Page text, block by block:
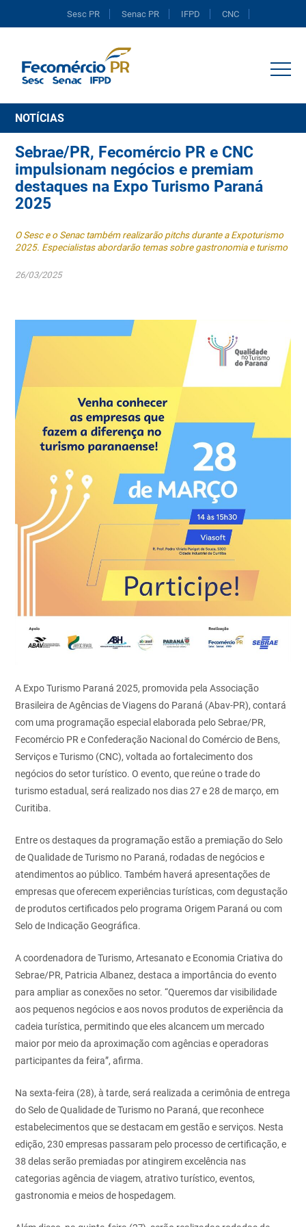
Sesc PR Senac PR IFPD CNC
NOTÍCIAS
Sebrae/PR, Fecomércio PR e CNC
impulsionam negócios e premiam
destaques na Expo Turismo Paraná
2025
O Sesc e o Senac também realizarão pitchs durante a Expoturismo
2025. Especialistas abordarão temas sobre gastronomia e turismo
26/03/2025
A Expo Turismo Paraná 2025, promovida pela Associação
Brasileira de Agências de Viagens do Paraná (Abav-PR), contará
com uma programação especial elaborada pelo Sebrae/PR,
Fecomércio PR e Confederação Nacional do Comércio de Bens,
Serviços e Turismo (CNC), voltada ao fortalecimento dos
negócios do setor turístico. O evento, que reúne o trade do
turismo estadual, será realizado nos dias 27 e 28 de março, em
Curitiba.
Entre os destaques da programação estão a premiação do Selo
de Qualidade de Turismo no Paraná, rodadas de negócios e
atendimentos ao público. Também haverá apresentações de
empresas que oferecem experiências turísticas, com degustação
de produtos certificados pelo programa Origem Paraná ou com
Selo de Indicação Geográfica.
A coordenadora de Turismo, Artesanato e Economia Criativa do
Sebrae/PR, Patricia Albanez, destaca a importância do evento
para ampliar as conexões no setor. “Queremos dar visibilidade
aos pequenos negócios e aos novos produtos de experiência da
cadeia turística, permitindo que eles alcancem um mercado
maior por meio da aproximação com agências e operadoras
participantes da feira”, afirma.
Na sexta-feira (28), à tarde, será realizada a cerimônia de entrega
do Selo de Qualidade de Turismo no Paraná, que reconhece
estabelecimentos que se destacam em gestão e serviços. Nesta
edição, 230 empresas passaram pelo processo de certificação, e
38 delas serão premiadas por atingirem excelência nas
categorias agência de viagem, atrativo turístico, eventos,
gastronomia e meios de hospedagem.